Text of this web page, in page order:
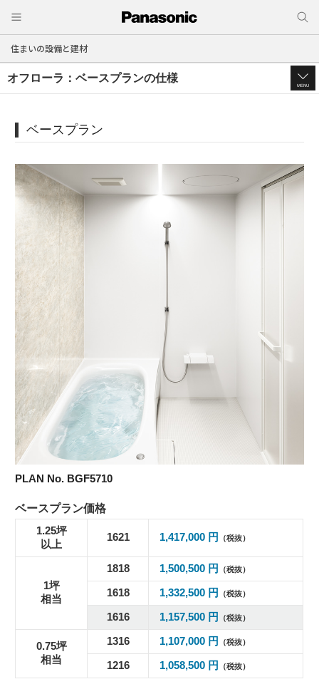
住まいの設備と建材
オフローラ：ベースプランの仕様
MENU
ベースプラン
PLAN No. BGF5710
ベースプラン価格
1.25坪
以上
1621 1,417,000 円 （税抜）
1坪
相当
1818 1,500,500 円 （税抜）
1618 1,332,500 円 （税抜）
1616 1,157,500 円 （税抜）
0.75坪
相当
1316 1,107,000 円 （税抜）
1216 1,058,500 円 （税抜）